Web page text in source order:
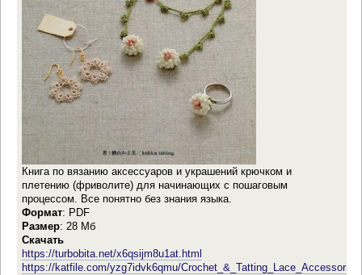
Книга по вязанию аксессуаров и украшений крючком и
плетению (фриволите) для начинающих с пошаговым
процессом. Все понятно без знания языка.
Формат: PDF
Размер: 28 Мб
Скачать
https://turbobita.net/x6qsijm8u1at.html
https://katfile.com/yzg7idvk6qmu/